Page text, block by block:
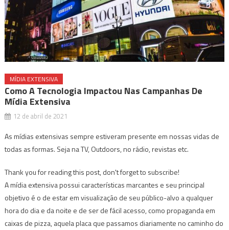
MÍDIA EXTENSIVA
Como A Tecnologia Impactou Nas Campanhas De
Mídia Extensiva
12 de abril de 2021
As mídias extensivas sempre estiveram presente em nossas vidas de
todas as formas. Seja na TV, Outdoors, no rádio, revistas etc.
Thank you for reading this post, don't forget to subscribe!
A mídia extensiva possui características marcantes e seu principal
objetivo é o de estar em visualização de seu público-alvo a qualquer
hora do dia e da noite e de ser de fácil acesso, como propaganda em
caixas de pizza, aquela placa que passamos diariamente no caminho do